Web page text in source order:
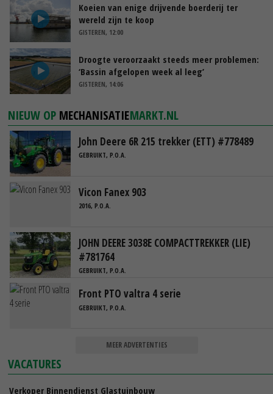
Koeien van enige drijvende boerderij ter
wereld zijn te koop
GISTEREN, 12:00
Droogte veroorzaakt steeds meer problemen:
‘Bassin afgelopen week al leeg’
GISTEREN, 14:06
NIEUW OP MECHANISATIEMARKT.NL
John Deere 6R 215 trekker (ETT) #778489
GEBRUIKT, P.O.A.
Vicon Fanex 903
2016, P.O.A.
JOHN DEERE 3038E COMPACTTREKKER (LIE)
#781764
GEBRUIKT, P.O.A.
Front PTO valtra 4 serie
GEBRUIKT, P.O.A.
MEER ADVERTENTIES
VACATURES
Verkoper Binnendienst Glastuinbouw